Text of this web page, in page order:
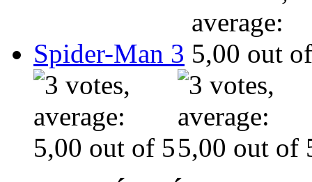
Spider-Man 3